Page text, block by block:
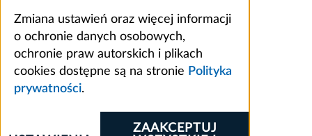
Zmiana ustawień oraz więcej informacji
o ochronie danych osobowych,
ochronie praw autorskich i plikach
cookies dostępne są na stronie Polityka
prywatności.
ZAAKCEPTUJ